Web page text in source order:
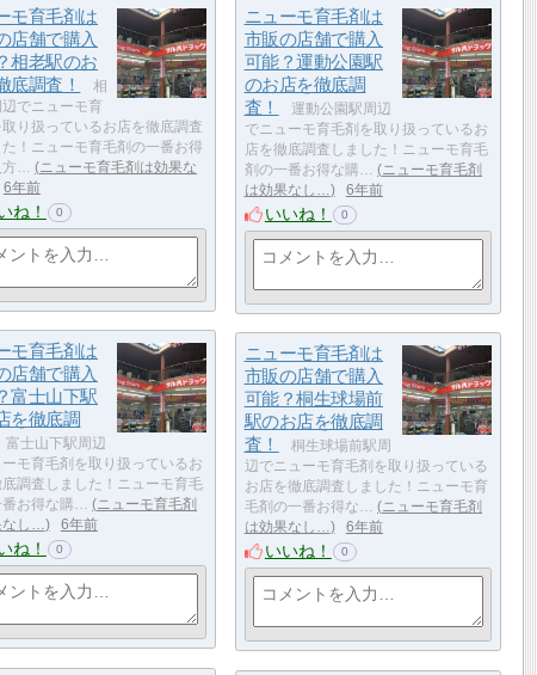
モ育毛剤は
店舗で購入
相老駅のお
底調査！
相
辺でニューモ育
り扱っているお店を徹底調査
た！ニューモ育毛剤の一番お得
…
ニューモ育毛剤は効果な
6年前
ね！ 0
ニューモ育毛剤は
市販の店舗で購入
可能？運動公園駅
のお店を徹底調
査！
運動公園駅周辺
でニューモ育毛剤を取り扱っているお
店を徹底調査しました！ニューモ育毛
剤の一番お得な購…
ニューモ育毛剤
は効果なし…
6年前
いいね！ 0
モ育毛剤は
店舗で購入
富士山下駅
を徹底調
富士山下駅周辺
ーモ育毛剤を取り扱っているお
底調査しました！ニューモ育毛
お得な購…
ニューモ育毛剤
し…
6年前
ね！ 0
ニューモ育毛剤は
市販の店舗で購入
可能？桐生球場前
駅のお店を徹底調
査！
桐生球場前駅周
辺でニューモ育毛剤を取り扱っている
お店を徹底調査しました！ニューモ育
毛剤の一番お得な…
ニューモ育毛剤
は効果なし…
6年前
いいね！ 0